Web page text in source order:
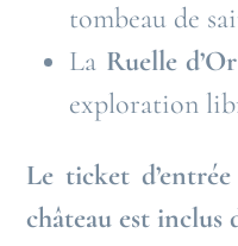
tombeau de
La Ruelle d’Or
exploration
Le ticket
château est inclus